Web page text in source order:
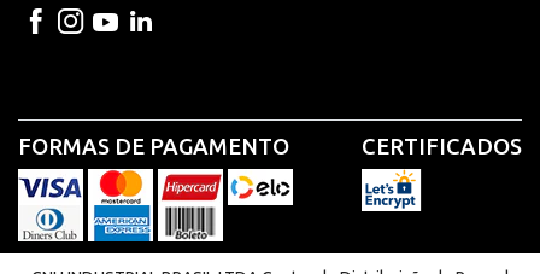
FORMAS DE PAGAMENTO CERTIFICADOS